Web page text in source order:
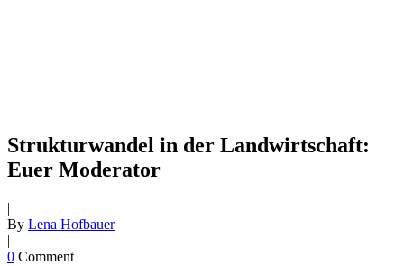
Strukturwandel in der Landwirtschaft:
Euer Moderator
|
By Lena Hofbauer
|
0 Comment